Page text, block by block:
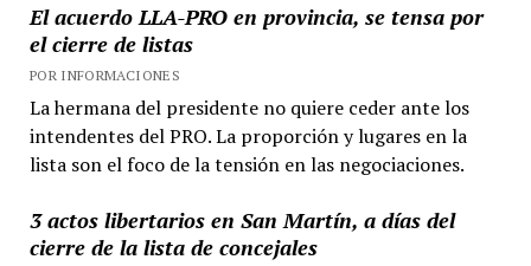
El acuerdo LLA-PRO en provincia, se tensa por
el cierre de listas
POR INFORMACIONES
La hermana del presidente no quiere ceder ante los
intendentes del PRO. La proporción y lugares en la
lista son el foco de la tensión en las negociaciones.
3 actos libertarios en San Martín, a días del
cierre de la lista de concejales